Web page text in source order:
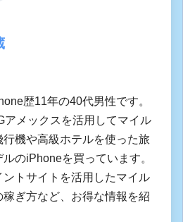
歴11年の40代男性です。
アメックスを活用してマイル
機や高級ホテルを使った旅
のiPhoneを買っています。
トサイトを活用したマイル
ぎ方など、お得な情報を紹